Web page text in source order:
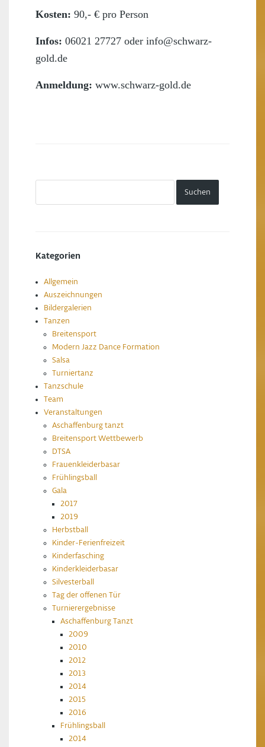
Kosten: 90,- € pro Person
Infos: 06021 27727 oder info@schwarz-
gold.de
Anmeldung: www.schwarz-gold.de
Kategorien
Allgemein
Auszeichnungen
Bildergalerien
Tanzen
Breitensport
Modern Jazz Dance Formation
Salsa
Turniertanz
Tanzschule
Team
Veranstaltungen
Aschaffenburg tanzt
Breitensport Wettbewerb
DTSA
Frauenkleiderbasar
Frühlingsball
Gala
2017
2019
Herbstball
Kinder-Ferienfreizeit
Kinderfasching
Kinderkleiderbasar
Silvesterball
Tag der offenen Tür
Turnierergebnisse
Aschaffenburg Tanzt
2009
2010
2012
2013
2014
2015
2016
Frühlingsball
2014